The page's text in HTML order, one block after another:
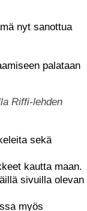
nyt sanottua
palataan
Riffi-lehden
sekä
kautta maan.
sivuilla olevan
myös